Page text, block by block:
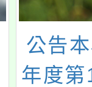
公告
年度